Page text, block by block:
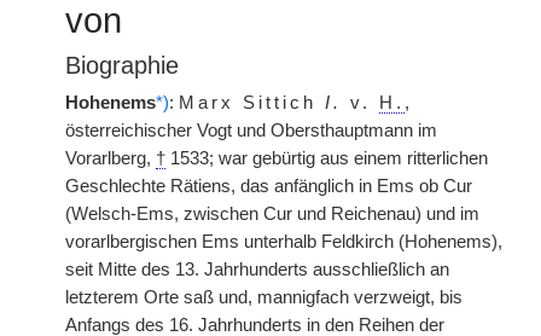
von
Biographie
Hohenems*): Marx Sittich I. v. H. ,
österreichischer Vogt und Obersthauptmann im
Vorarlberg, † 1533; war gebürtig aus einem ritterlichen
Geschlechte Rätiens, das anfänglich in Ems ob Cur
(Welsch-Ems, zwischen Cur und Reichenau) und im
vorarlbergischen Ems unterhalb Feldkirch (Hohenems),
seit Mitte des 13. Jahrhunderts ausschließlich an
letzterem Orte saß und, mannigfach verzweigt, bis
Anfangs des 16. Jahrhunderts in den Reihen der